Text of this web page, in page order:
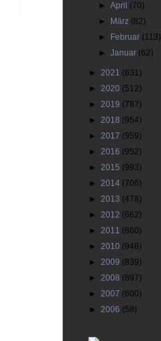
►April (70)
►
März (82)
►
Februar (113)
►Januar (62)
► 2021 (631)
► 2020 (512)
► 2019 (787)
► 2018 (954)
► 2017 (959)
► 2016 (952)
► 2015 (993)
► 2014 (706)
► 2013 (478)
► 2012 (662)
► 2011 (860)
► 2010 (948)
► 2009 (839)
► 2008 (897)
► 2007 (600)
► 2006 (58)